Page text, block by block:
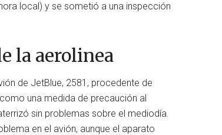
local) y se sometió a una inspección
la aerolinea
de JetBlue, 2581, procedente de
como una medida de precaución al
sin problemas sobre el mediodía.
en el avión, aunque el aparato